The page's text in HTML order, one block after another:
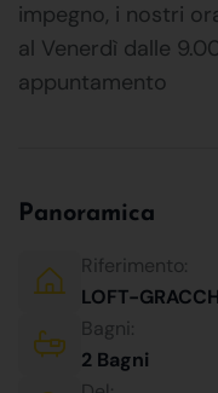
impegno, i nostri
al Venerdì dalle
appuntamento
Panoramica
Riferimento:
LOFT-
Bagni:
2 Bagni